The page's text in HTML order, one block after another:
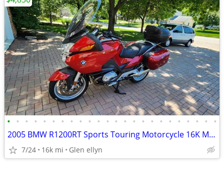
• • • • • • • • • • • • • • • • • • • • • • • •
2005 BMW R1200RT Sports Touring Motorcycle 16K Miles New Tires Options
7/24 16k mi Glen ellyn